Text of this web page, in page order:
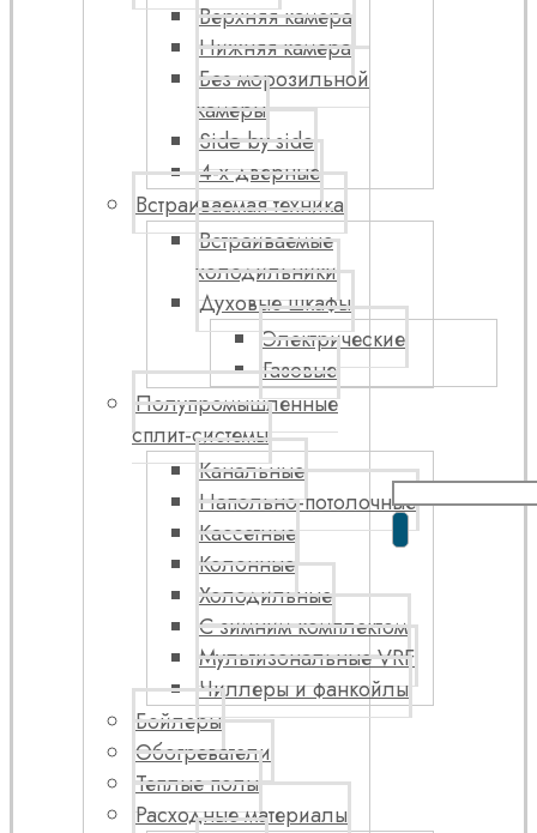
Верхняя камера
Нижняя камера
Без морозильной
камеры
Side by side
4-х дверные
Встраиваемая техника
Встраиваемые
холодильники
Духовые шкафы
Электрические
Газовые
Полупромышленные
сплит-системы
Канальные
Напольно-потолочные
Кассетные
Колонные
Холодильные
С зимним комплектом
Мультизональные VRF
Чиллеры и фанкойлы
Бойлеры
Обогреватели
Теплые полы
Расходные материалы